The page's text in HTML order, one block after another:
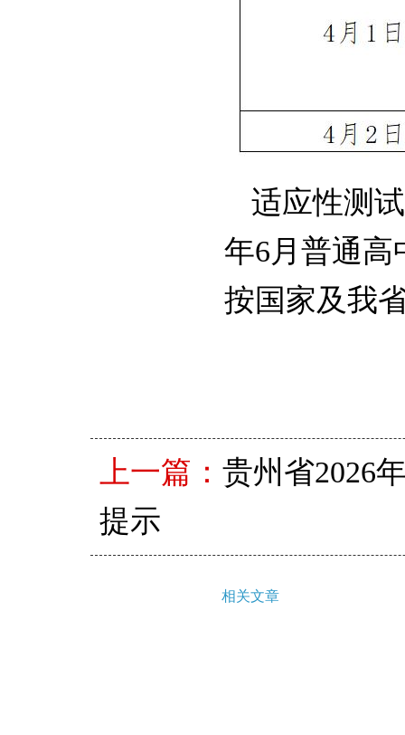
适应性测
年6月普通高
按国家及我
上一篇： 贵州省2026
提示
相关文章